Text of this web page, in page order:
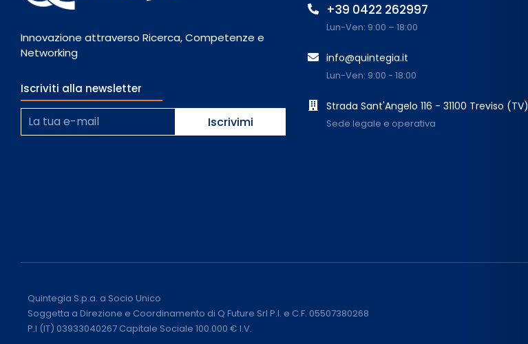
Innovazione attraverso Ricerca, Competenze e
Networking
Iscriviti alla newsletter
+39 0422 262997
Lun-Ven: 9:00 – 18:00
info@quintegia.it
Lun-Ven: 9:00 - 18:00
Strada Sant'Angelo 116 - 31100 Treviso (TV)
Sede legale e operativa
Quintegia S.p.a. a Socio Unico
Soggetta a Direzione e Coordinamento di Q Future Srl P.I. e C.F. 05507380268
P.I (IT) 03933040267 Capitale Sociale 100.000 € I.V.